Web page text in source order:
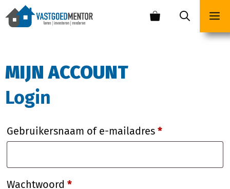
MIJN ACCOUNT
Login
Gebruikersnaam of e-mailadres *
Wachtwoord *